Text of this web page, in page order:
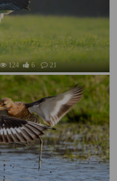
124 6 21